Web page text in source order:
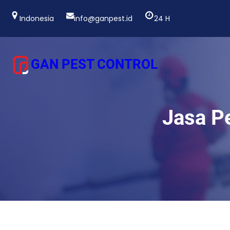
Indonesia info@ganpest.id 24 H
GAN PEST CONTROL
Jasa